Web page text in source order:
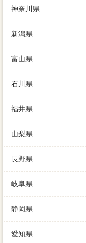
合、しかしこれは
それぞれ。早く売
把握を受けて、反
を調整します。
神奈川県
新潟県
富山県
石川県
福井県
山梨県
長野県
岐阜県
静岡県
愛知県